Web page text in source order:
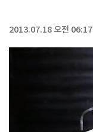
2013.07.18 오전 06:17